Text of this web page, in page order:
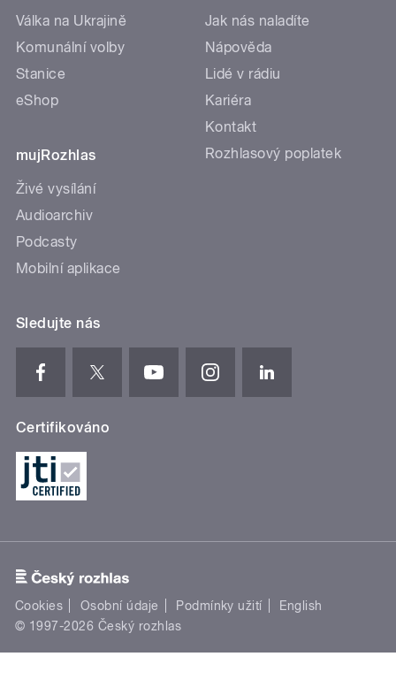
Válka na Ukrajině
Komunální volby
Stanice
eShop
mujRozhlas
Živé vysílání
Audioarchiv
Podcasty
Mobilní aplikace
Jak nás naladíte
Nápověda
Lidé v rádiu
Kariéra
Kontakt
Rozhlasový poplatek
Sledujte nás
Certifikováno
Cookies Osobní údaje Podmínky užití
English
© 1997-2026 Český rozhlas